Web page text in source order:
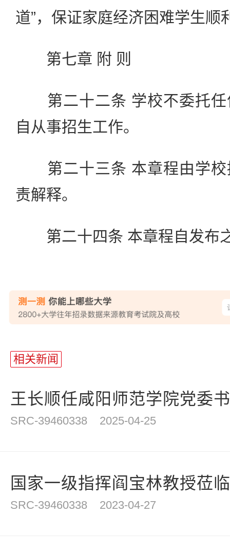
道”，保证家庭经济困难学生顺
第七章 附 则
第二十二条 学校不委托任
自从事招生工作。
第二十三条 本章程由学校
责解释。
第二十四条 本章程自发布
相关新闻
王长顺任咸阳师范学院党委
SRC-39460338 2025-04-25
国家一级指挥阎宝林教授莅
SRC-39460338 2023-04-27